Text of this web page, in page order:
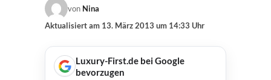
von Nina
Aktualisiert am 13. März 2013 um 14:33 Uhr
Luxury-First.de bei Google
bevorzugen